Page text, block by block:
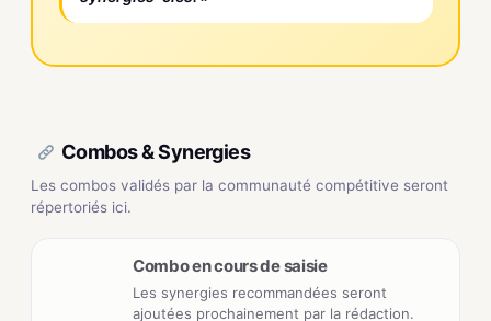
Combos & Synergies
Les combos validés par la communauté compétitive seront
répertoriés ici.
Combo en cours de saisie
Les synergies recommandées seront
ajoutées prochainement par la rédaction.